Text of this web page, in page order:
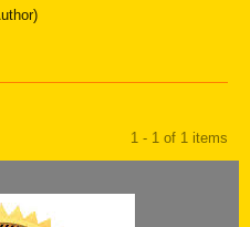
1 - 1 of 1 items